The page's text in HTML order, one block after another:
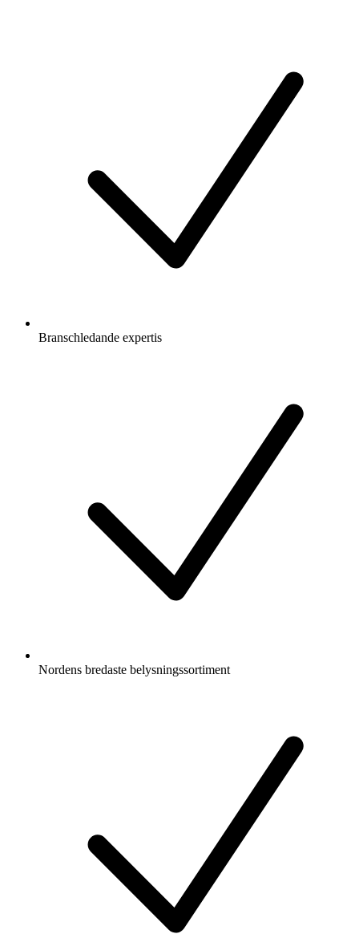
Branschledande expertis
Nordens bredaste belysningssortiment